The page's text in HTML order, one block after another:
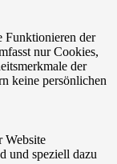
Funktionieren der
nur Cookies,
der
keine persönlichen
Website
und speziell dazu